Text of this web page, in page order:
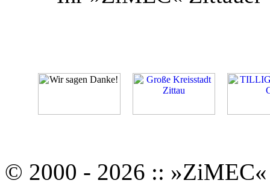
© 2000 - 2026 ::